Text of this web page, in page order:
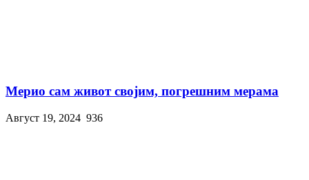
Мерио сам живот својим, погрешним мерама
Август 19, 2024 936